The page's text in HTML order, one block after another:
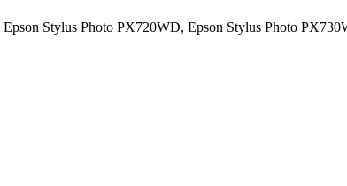
Epson Stylus Photo PX720WD, Epson Stylus Photo